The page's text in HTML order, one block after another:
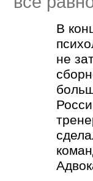
В
не